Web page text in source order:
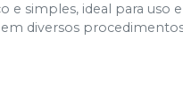
e simples, ideal para uso
diversos